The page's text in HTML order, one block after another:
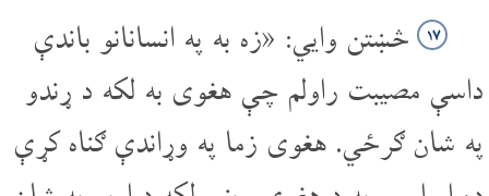
۱۷ څښتن وایي: «زه به په انسانانو باندې
داسې مصیبت راولم چې هغوی به لکه د ړندو
په شان ګرځي. هغوی زما په وړاندې ګناه کړې